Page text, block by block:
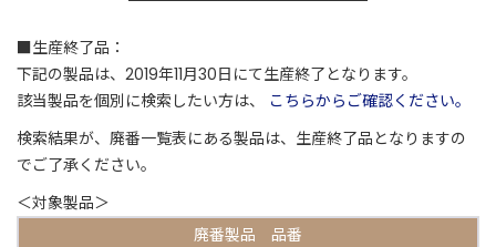
■生産終了品：
下記の製品は、2019年11月30日にて生産終了となります。
該当製品を個別に検索したい方は、 こちらからご確認ください。
検索結果が、廃番一覧表にある製品は、生産終了品となりますの
でご了承ください。
＜対象製品＞
廃番製品 品番